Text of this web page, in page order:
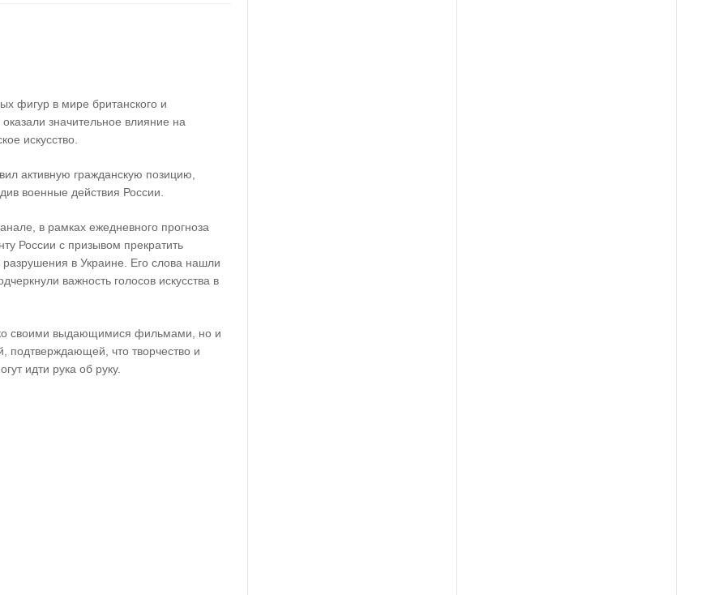
фигур в мире британского и
значительное влияние на
искусство.
активную гражданскую позицию,
военные действия России.
в рамках ежедневного прогноза
России с призывом прекратить
в Украине. Его слова нашли
важность голосов искусства в
своими выдающимися фильмами, но и
подтверждающей, что творчество и
идти рука об руку.